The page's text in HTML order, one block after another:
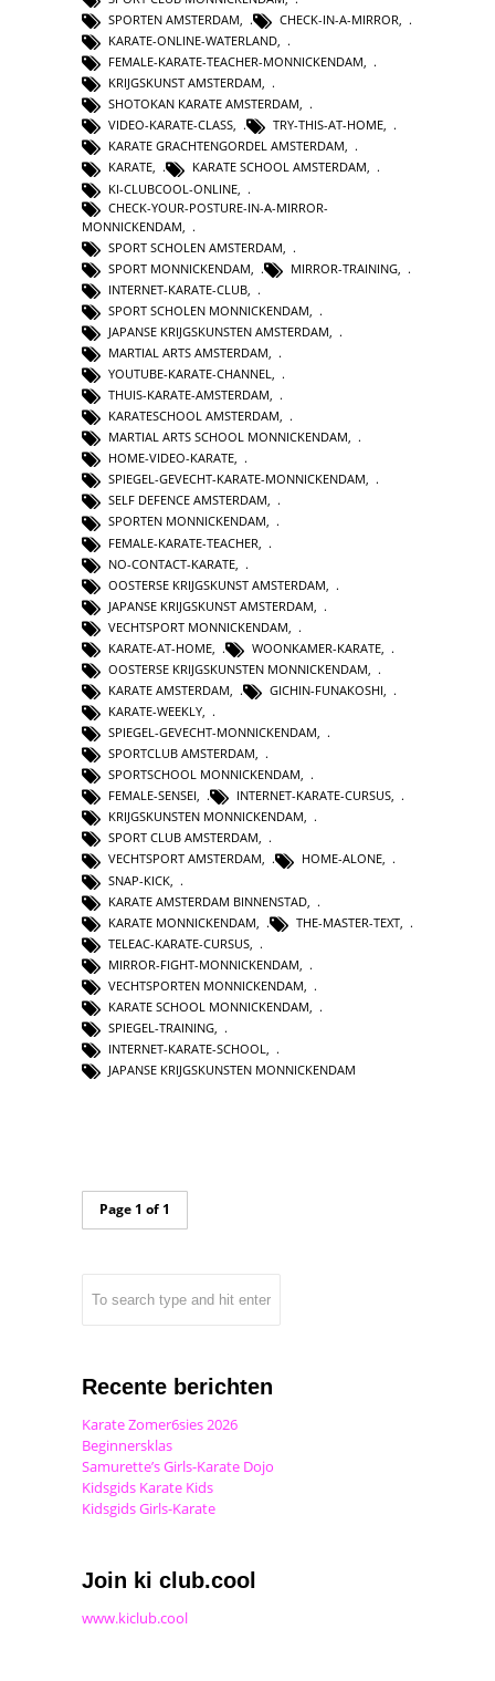
SPORTEN AMSTERDAM, CHECK-IN-A-MIRROR,
KARATE-ONLINE-WATERLAND,
FEMALE-KARATE-TEACHER-MONNICKENDAM,
KRIJGSKUNST AMSTERDAM,
SHOTOKAN KARATE AMSTERDAM,
VIDEO-KARATE-CLASS, TRY-THIS-AT-HOME,
KARATE GRACHTENGORDEL AMSTERDAM,
KARATE, KARATE SCHOOL AMSTERDAM,
KI-CLUBCOOL-ONLINE
CHECK-YOUR-POSTURE-IN-A-MIRROR-
MONNICKENDAM
SPORT SCHOLEN AMSTERDAM
SPORT MONNICKENDAM
MIRROR-TRAINING
INTERNET-KARATE-CLUB
SPORT SCHOLEN MONNICKENDAM
JAPANSE KRIJGSKUNSTEN AMSTERDAM
MARTIAL ARTS AMSTERDAM
YOUTUBE-KARATE-CHANNEL,
THUIS-KARATE-AMSTERDAM,
KARATESCHOOL AMSTERDAM,
MARTIAL ARTS SCHOOL MONNICKENDAM,
HOME-VIDEO-KARATE,
SPIEGEL-GEVECHT-KARATE-MONNICKENDAM,
SELF DEFENCE AMSTERDAM,
SPORTEN MONNICKENDAM,
FEMALE-KARATE-TEACHER
NO-CONTACT-KARATE
OOSTERSE KRIJGSKUNST AMSTERDAM
JAPANSE KRIJGSKUNST AMSTERDAM
VECHTSPORT MONNICKENDAM
KARATE-AT-HOME
WOONKAMER-KARATE
OOSTERSE KRIJGSKUNSTEN MONNICKENDAM
KARATE AMSTERDAM
GICHIN-FUNAKOSHI
KARATE-WEEKLY,
SPIEGEL-GEVECHT-MONNICKENDAM,
SPORTCLUB AMSTERDAM,
SPORTSCHOOL MONNICKENDAM,
FEMALE-SENSEI, INTERNET-KARATE-CURSUS,
KRIJGSKUNSTEN MONNICKENDAM,
SPORT CLUB AMSTERDAM,
VECHTSPORT AMSTERDAM, HOME-ALONE,
SNAP-KICK
KARATE AMSTERDAM BINNENSTAD
KARATE MONNICKENDAM
THE-MASTER-TEXT
TELEAC-KARATE-CURSUS
MIRROR-FIGHT-MONNICKENDAM
VECHTSPORTEN MONNICKENDAM
KARATE SCHOOL MONNICKENDAM
SPIEGEL-TRAINING
INTERNET-KARATE-SCHOOL,
JAPANSE KRIJGSKUNSTEN MONNICKENDAM
Page 1 of 1
Recente berichten
Karate Zomer6sies 2026
Beginnersklas
Samurette’s Girls-Karate Dojo
Kidsgids Karate Kids
Kidsgids Girls-Karate
Join ki club.cool
www.kiclub.cool